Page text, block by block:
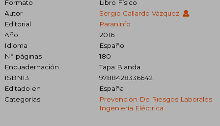
Formato
Libro Físico
Autor
Sergio Gallardo Vázquez
Editorial
Paraninfo
Año
2016
Idioma
Español
N° páginas
180
Encuadernación
Tapa Blanda
ISBN13
9788428336642
Editado en
España
Categorías
Prevención De Riesgos Laborales
Ingeniería Eléctrica